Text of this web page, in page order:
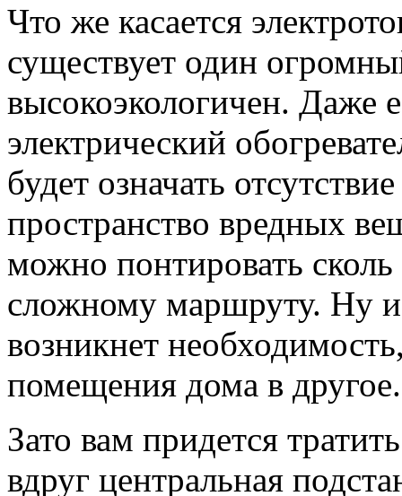
Что же касается
существует один
высокоэкологичен. Даже
электрический
будет означать
пространство вредных
можно понтировать
сложному маршруту. Ну
возникнет
помещения дома в
Зато вам придется
вдруг центральная